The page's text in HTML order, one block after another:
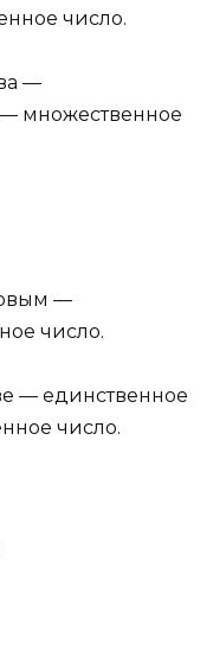
число.
—
множественное
—
число.
— единственное
число.